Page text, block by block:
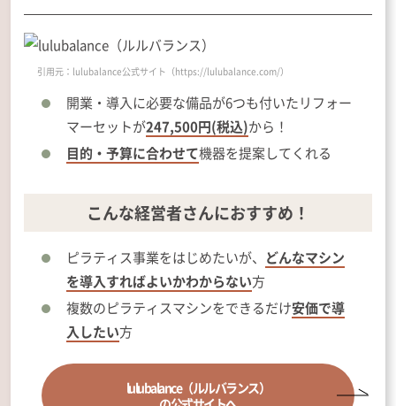
引用元：lulubalance公式サイト（https://lulubalance.com/）
開業・導入に必要な備品が6つも付いたリフォー
マーセットが247,500円(税込)から！
目的・予算に合わせて機器を提案してくれる
こんな経営者さんにおすすめ！
ピラティス事業をはじめたいが、 どんなマシン
を導入すればよいかわからない方
複数のピラティスマシンをできるだけ安価で導
入したい方
lulubalance（ルルバランス）